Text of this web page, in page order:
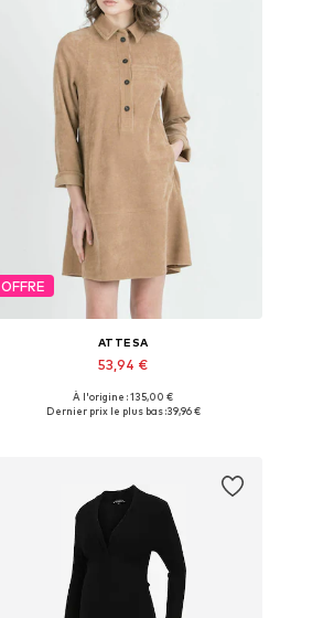
OFFRE
ATTESA
53,94 €
Tailles disponibles: 38, 40
À l'origine : 135,00 €
Dernier prix le plus bas :39,96 €